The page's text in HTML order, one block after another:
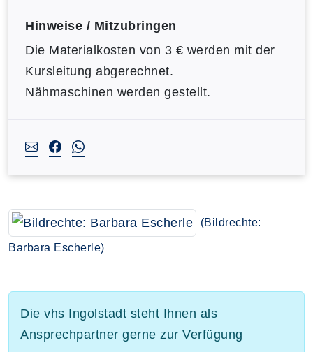
Hinweise / Mitzubringen
Die Materialkosten von 3 € werden mit der
Kursleitung abgerechnet.
Nähmaschinen werden gestellt.
(Bildrechte:
Barbara Escherle)
Die vhs Ingolstadt steht Ihnen als
Ansprechpartner gerne zur Verfügung